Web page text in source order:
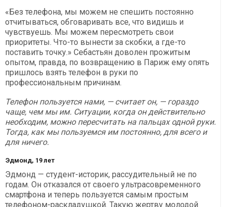
«Без телефона, мы можем не спешить постоянно
отчитываться, обговаривать все, что видишь и
чувствуешь. Мы можем пересмотреть свои
приоритеты. Что-то вынести за скобки, а где-то
поставить точку.» Себастьян доволен прожитым
опытом, правда, по возвращению в Париж ему опять
пришлось взять телефон в руки по
профессиональным причинам.
Телефон пользуется нами, — считает он, — гораздо
чаще, чем мы им. Ситуации, когда он действительно
необходим, можно пересчитать на пальцах одной руки.
Тогда, как мы пользуемся им постоянно, для всего и
для ничего.
Эдмонд, 19 лет
Эдмонд — студент-историк, рассудительный не по
годам. Он отказался от своего ультрасовременного
смартфона и теперь пользуется самым простым
телефоном-раскладушкой. Такую жертву молодой